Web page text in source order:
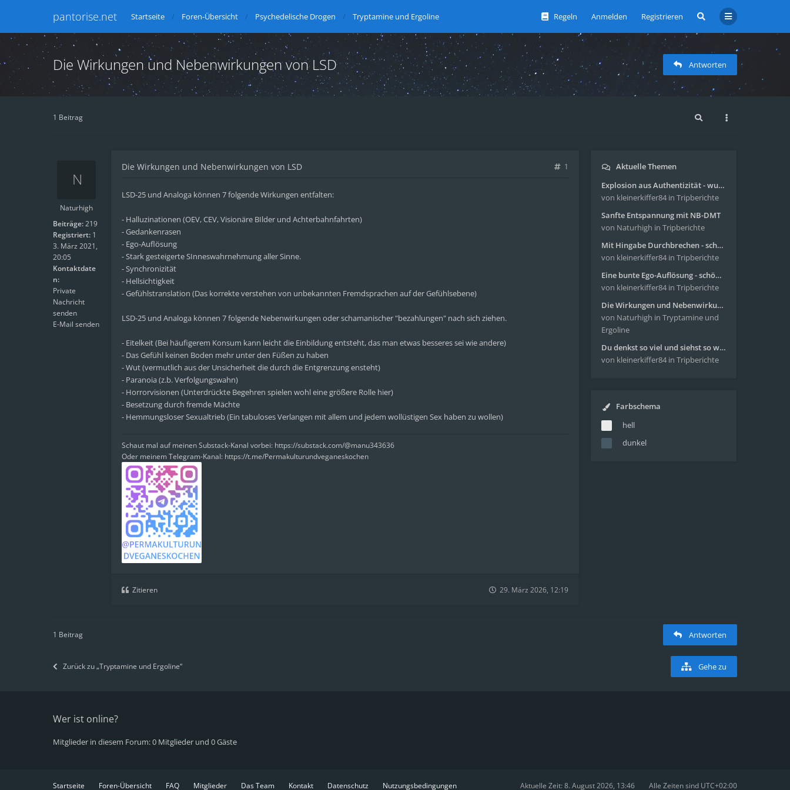
pantorise.net Regeln Anmelden Registrieren
Startseite Foren-Übersicht Psychedelische Drogen Tryptamine und Ergoline
Die Wirkungen und Nebenwirkungen von LSD Antworten
1 Beitrag
Naturhigh
Beiträge:219
Registriert: 1
3. März 2021,
20:05
Kontaktdate
n:
Private
Nachricht
senden
E-Mail senden
Die Wirkungen und Nebenwirkungen von LSD 1
LSD-25 und Analoga können 7 folgende Wirkungen entfalten:
- Halluzinationen (OEV, CEV, Visionäre BIlder und Achterbahnfahrten)
- Gedankenrasen
- Ego-Auflösung
- Stark gesteigerte SInneswahrnehmung aller Sinne.
- Synchronizität
- Hellsichtigkeit
- Gefühlstranslation (Das korrekte verstehen von unbekannten Fremdsprachen auf der Gefühlsebene)
LSD-25 und Analoga können 7 folgende Nebenwirkungen oder schamanischer "bezahlungen" nach sich ziehen.
- Eitelkeit (Bei häufigerem Konsum kann leicht die Einbildung entsteht, das man etwas besseres sei wie andere)
- Das Gefühl keinen Boden mehr unter den Füßen zu haben
- Wut (vermutlich aus der Unsicherheit die durch die Entgrenzung ensteht)
- Paranoia (z.b. Verfolgungswahn)
- Horrorvisionen (Unterdrückte Begehren spielen wohl eine größere Rolle hier)
- Besetzung durch fremde Mächte
- Hemmungsloser Sexualtrieb (Ein tabuloses Verlangen mit allem und jedem wollüstigen Sex haben zu wollen)
Schaut mal auf meinen Substack-Kanal vorbei: https://substack.com/@manu343636
Oder meinem Telegram-Kanal: https://t.me/Permakulturundveganeskochen
Zitieren 29. März 2026, 12:19
Aktuelle Themen
Explosion aus Authentizität - wunderbare Reise mit 4g Pilze
von kleinerkiffer84 in Tripberichte
Sanfte Entspannung mit NB-DMT
von Naturhigh in Tripberichte
Mit Hingabe Durchbrechen - schöne Reise mit 4g Pilze
von kleinerkiffer84 in Tripberichte
Eine bunte Ego-Auflösung - schöne Reise mit 4-AcO-DMT
von kleinerkiffer84 in Tripberichte
Die Wirkungen und Nebenwirkungen von LSD
von Naturhigh in Tryptamine und
Ergoline
Du denkst so viel und siehst so wenig - wunderbare Reise mit 4g Pilze
von kleinerkiffer84 in Tripberichte
Farbschema
hell
dunkel
1 Beitrag Antworten
Zurück zu „Tryptamine und Ergoline“ Gehe zu
Wer ist online?
Mitglieder in diesem Forum: 0 Mitglieder und 0 Gäste
Startseite Foren-Übersicht FAQ Mitglieder Das Team Kontakt Datenschutz Nutzungsbedingungen Alle Zeiten sind UTC+02:00
Aktuelle Zeit: 8. August 2026, 13:46